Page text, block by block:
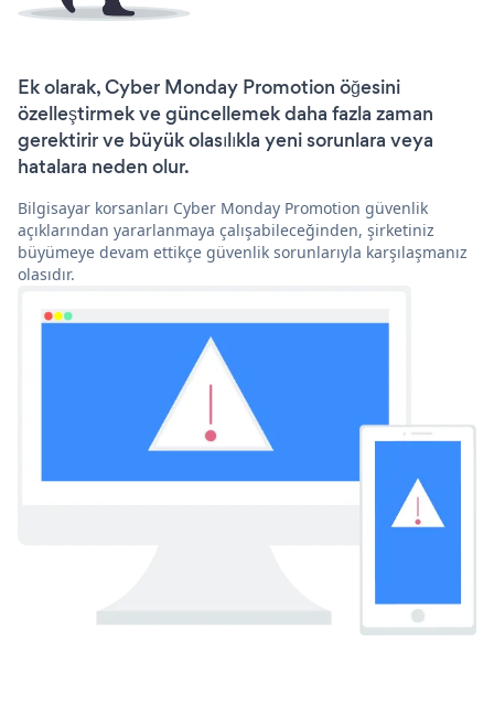
Ek olarak, Cyber Monday Promotion öğesini
özelleştirmek ve güncellemek daha fazla zaman
gerektirir ve büyük olasılıkla yeni sorunlara veya
hatalara neden olur.
Bilgisayar korsanları Cyber Monday Promotion güvenlik
açıklarından yararlanmaya çalışabileceğinden, şirketiniz
büyümeye devam ettikçe güvenlik sorunlarıyla karşılaşmanız
olasıdır.